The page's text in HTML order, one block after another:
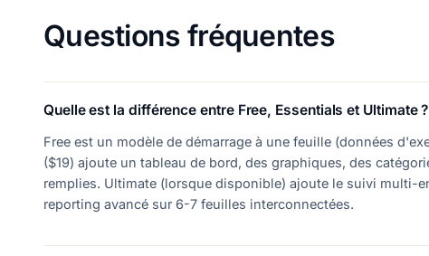
Questions fréquentes
Quelle est la différence entre Free, Essentials et Ultimate ?
Free est un modèle de démarrage à une feuille (données
($19) ajoute un tableau de bord, des graphiques, des
remplies. Ultimate (lorsque disponible) ajoute le suivi multi-
reporting avancé sur 6-7 feuilles interconnectées.